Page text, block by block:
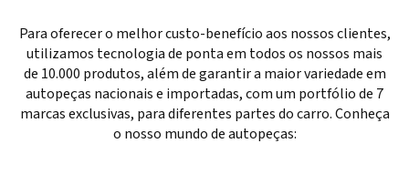
Para oferecer o melhor custo-benefício aos nossos clientes,
utilizamos tecnologia de ponta em todos os nossos mais
de 10.000 produtos, além de garantir a maior variedade em
autopeças nacionais e importadas, com um portfólio de 7
marcas exclusivas, para diferentes partes do carro. Conheça
o nosso mundo de autopeças: